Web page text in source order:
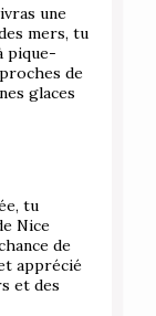
une
mers, tu
pique-
de
glaces
tu
Nice
de
apprécié
et des